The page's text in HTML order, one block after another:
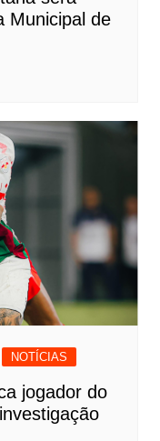
Municipal de
NOTÍCIAS
jogador do